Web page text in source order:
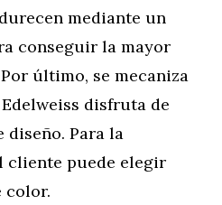
mediante un
conseguir la mayor
último, se mecaniza
disfruta de
diseño. Para la
cliente puede elegir
color.